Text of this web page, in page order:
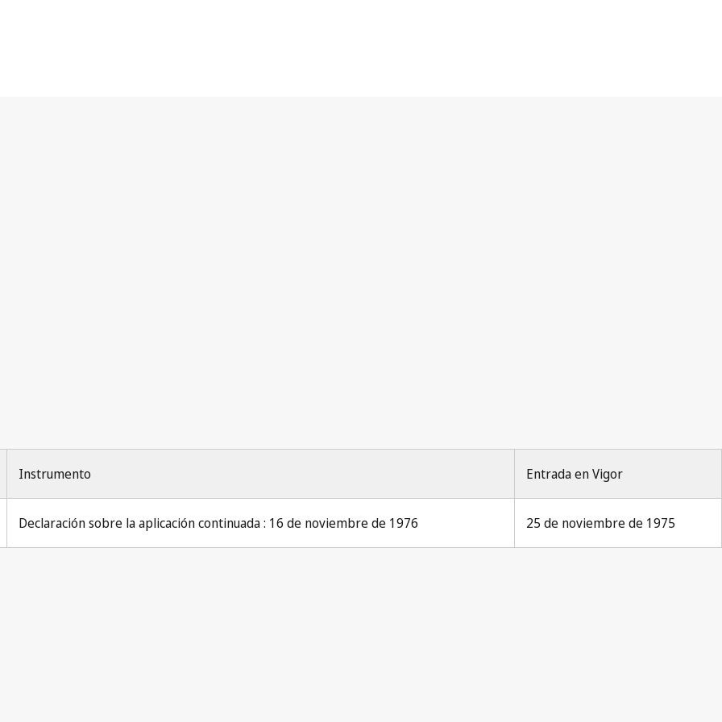
Instrumento Entrada en Vigor
Declaración sobre la aplicación continuada : 16 de noviembre de 1976 25 de noviembre de 1975